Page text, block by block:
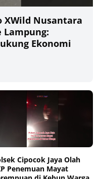
XWild Nusantara
Lampung:
Ekonomi
Cipocok Jaya Olah
Penemuan Mayat